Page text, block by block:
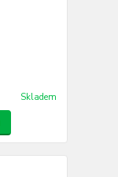
Skladem